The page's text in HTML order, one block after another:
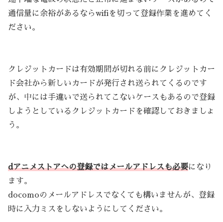
通信量に余裕があるならwifiを切って登録作業を進めてく
ださい。
クレジットカードは有効期間が切れる前にクレジットカー
ド会社から新しいカードが発行され送られてくるのです
が、中には手違いで送られてこないケースもあるので登録
しようとしているクレジットカードを確認しておきましょ
う。
dアニメストアへの登録ではメールアドレスも必要になり
ます。
docomoのメールアドレスでなくても構いませんが、登録
時に入力ミスをしないようにしてください。